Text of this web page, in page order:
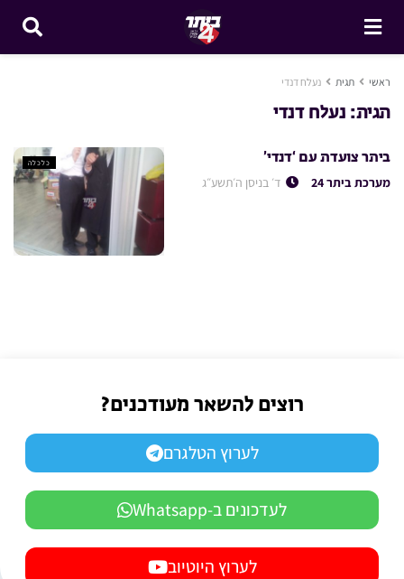
ראשי תגית נעלח דנדי
תגית: נעלח דנדי
כלכלה ביתר צועדת עם ‘דנדי’
מערכת ביתר 24 ד׳ בניסן ה׳תשע״ג
רוצים להשאר מעודכנים?
לערוץ הטלגרם
לעדכונים ב-Whatsapp
לערוץ היוטיוב